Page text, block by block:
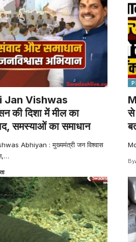
Jan Vishwas
की दिशा में मील का
समस्याओं का समाधान
Abhiyan : मुख्यमंत्री जन विश्वास
…
से
By